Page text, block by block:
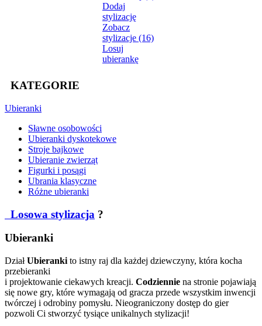
Dodaj
stylizację
Zobacz
stylizacje (16)
Losuj
ubierankę
KATEGORIE
Ubieranki
Sławne osobowości
Ubieranki dyskotekowe
Stroje bajkowe
Ubieranie zwierząt
Figurki i posągi
Ubrania klasyczne
Różne ubieranki
Losowa stylizacja ?
Ubieranki
DziałUbieranki to istny raj dla każdej dziewczyny, która kocha
przebieranki
i projektowanie ciekawych kreacji. Codziennie na stronie pojawiają
się nowe gry, które wymagają od gracza przede wszystkim inwencji
twórczej i odrobiny pomysłu. Nieograniczony dostęp do gier
pozwoli Ci stworzyć tysiące unikalnych stylizacji!